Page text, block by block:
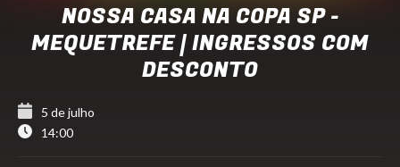
NOSSA CASA NA COPA SP -
MEQUETREFE | INGRESSOS COM
DESCONTO
5 de julho
14:00